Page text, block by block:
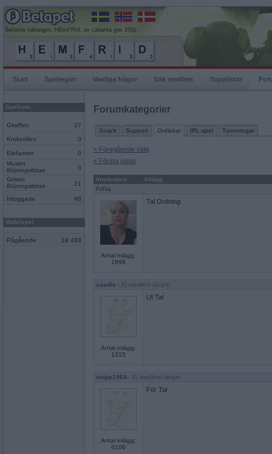
Senaste rullningen, HEmFRId, av cabarita gav 100p
Start Spelregler Vanliga frågor Sök medlem Topplistor
Spelrum
Giraffen 27
Krokodilen 0
Elefanten
0
Musen
Böjningslistan
0
Grisen
Böjningslistan
21
Inloggade 48
Mobilspel
Pågående 18 463
Forumkategorier
Snack Support Ordlekar IRL-spel Turneringar
« Föregående sida
« Första sidan
Användare
Inlägg
FrFia
Antal inlägg:
1998
Tal Ordning
saadie - Ej medlem längre
Antal inlägg:
1315
Ut Tal
volpe1964 - Ej medlem längre
Antal inlägg:
6106
För Tal